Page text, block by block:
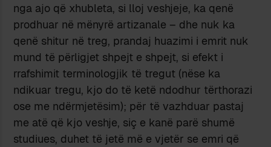
nga ajo që xhubleta, si lloj veshjeje, ka qenë
prodhuar në mënyrë artizanale – dhe nuk ka
qenë shitur në treg, prandaj huazimi i emrit nuk
mund të përligjet shpejt e shpejt, si efekt i
rrafshimit terminologjik të tregut (nëse ka
ndikuar tregu, kjo do të ketë ndodhur tërthorazi
ose me ndërmjetësim); për të vazhduar pastaj
me atë që kjo veshje, siç e kanë parë shumë
studiues, duhet të jetë më e vjetër se emri që